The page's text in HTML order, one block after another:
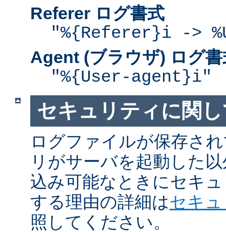
Referer ログ書式
"%{Referer}i ->
Agent (ブラウザ) ログ書
"%{User-agent}i"
セキュリティに関
ログファイルが保存さ
リがサーバを起動した
込み可能なときにセキ
する理由の詳細はセキ
照してください。